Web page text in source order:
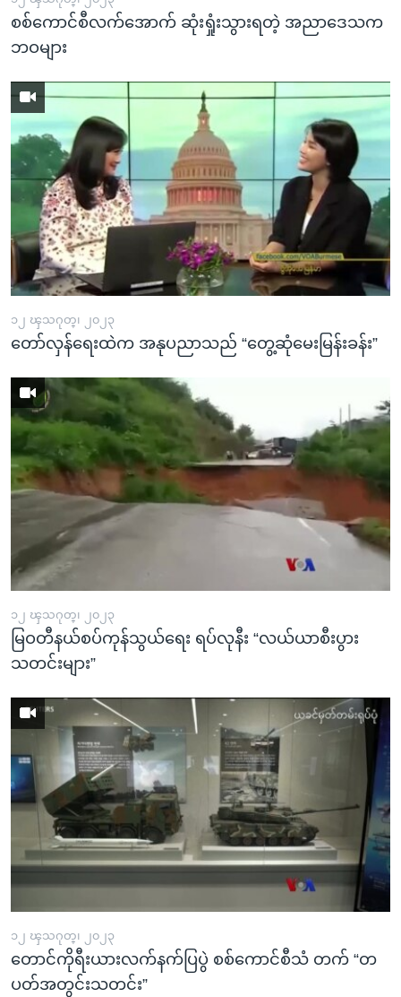
စစ်ကောင်စီလက်အောက် ဆုံးရှုံးသွားရတဲ့ အညာဒေသက
ဘဝများ
၁၂ ၾသဂုတ္၊ ၂၀၂၃
တော်လှန်ရေးထဲက အနုပညာသည် “တွေ့ဆုံမေးမြန်းခန်း”
၁၂ ၾသဂုတ္၊ ၂၀၂၃
မြဝတီနယ်စပ်ကုန်သွယ်ရေး ရပ်လုနီး “လယ်ယာစီးပွား
သတင်းများ”
၁၂ ၾသဂုတ္၊ ၂၀၂၃
တောင်ကိုရီးယားလက်နက်ပြပွဲ စစ်ကောင်စီသံ တက် “တ
ပတ်အတွင်းသတင်း”